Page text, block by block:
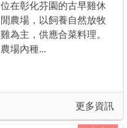
位在彰化芬園的古早雞休
閒農場，以飼養自然放牧
雞為主，供應合菜料理。
農場內種...
更多資訊